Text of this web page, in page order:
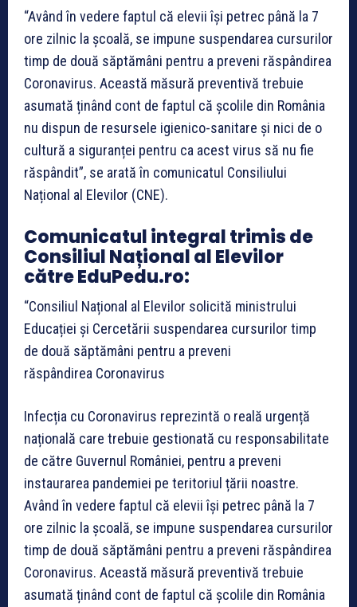
“Având în vedere faptul că elevii își petrec până la 7
ore zilnic la școală, se impune suspendarea cursurilor
timp de două săptămâni pentru a preveni răspândirea
Coronavirus. Această măsură preventivă trebuie
asumată ținând cont de faptul că școlile din România
nu dispun de resursele igienico-sanitare și nici de o
cultură a siguranței pentru ca acest virus să nu fie
răspândit”, se arată în comunicatul Consiliului
Național al Elevilor (CNE).
Comunicatul integral trimis de
Consiliul Național al Elevilor
către EduPedu.ro:
“Consiliul Național al Elevilor solicită ministrului
Educației și Cercetării suspendarea cursurilor timp
de două săptămâni pentru a preveni
răspândirea Coronavirus
Infecția cu Coronavirus reprezintă o reală urgență
națională care trebuie gestionată cu responsabilitate
de către Guvernul României, pentru a preveni
instaurarea pandemiei pe teritoriul țării noastre.
Având în vedere faptul că elevii își petrec până la 7
ore zilnic la școală, se impune suspendarea cursurilor
timp de două săptămâni pentru a preveni răspândirea
Coronavirus. Această măsură preventivă trebuie
asumată ținând cont de faptul că școlile din România